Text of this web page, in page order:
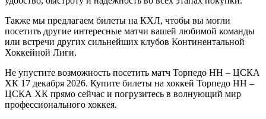
Также мы предлагаем билеты на КХЛ, чтобы вы могли
посетить другие интересные матчи вашей любимой команды
или встречи других сильнейших клубов Континентальной
Хоккейной Лиги.
Не упустите возможность посетить матч Торпедо НН – ЦСКА
ХК 17 декабря 2026. Купите билеты на хоккей Торпедо НН –
ЦСКА ХК прямо сейчас и погрузитесь в волнующий мир
профессионального хоккея.